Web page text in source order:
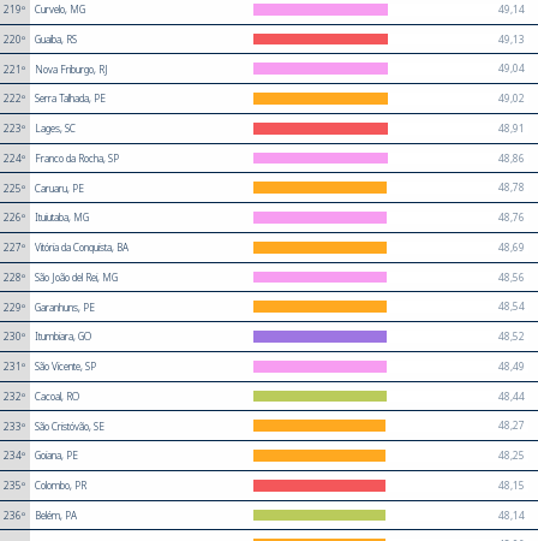
219º Curvelo, MG 49,14
220º Guaíba, RS 49,13
221º Nova Friburgo, RJ 49,04
222º Serra Talhada, PE 49,02
223º Lages, SC 48,91
224º Franco da Rocha, SP 48,86
225º Caruaru, PE 48,78
226º Ituiutaba, MG 48,76
227º Vitória da Conquista, BA 48,69
228º São João del Rei, MG 48,56
229º Garanhuns, PE 48,54
230º Itumbiara, GO 48,52
231º São Vicente, SP 48,49
232º Cacoal, RO 48,44
233º São Cristóvão, SE 48,27
234º Goiana, PE 48,25
235º Colombo, PR 48,15
236º Belém, PA 48,14